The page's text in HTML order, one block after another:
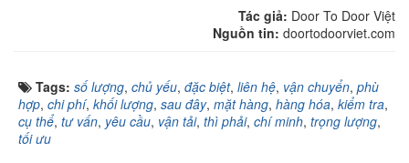
Tác giả: Door To Door Việt
Nguồn tin: doortodoorviet.com
Tags: số lượng, chủ yếu, đặc biệt, liên hệ, vận chuyển, phù
hợp, chi phí, khối lượng, sau đây, mặt hàng, hàng hóa, kiểm tra,
cụ thể, tư vấn, yêu cầu, vận tải, thì phải, chí minh, trọng lượng,
tối ưu